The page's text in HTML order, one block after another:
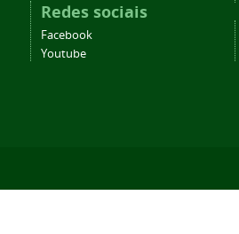
Redes sociais
Facebook
Youtube